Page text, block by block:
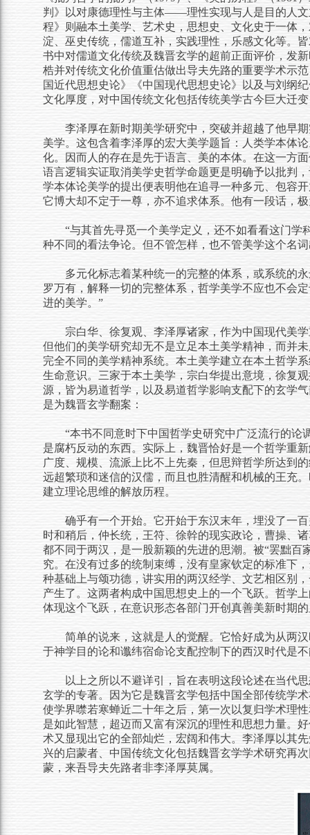
判》以对康德理性与主体——理性实现与人是目的人
程》则融本土美学、艺术史，思想史、文化史于一体
淀、巫史传统，儒道互补，实践理性，乐感文化等。
书中对儒道文化传统及魏晋玄学的超前正面评价，发
梏并对传统文化价值重估做出导夫先路的重要学术示
国近代思想史论》《中国现代思想史论》以及与刘纲
文化厚度，对中国传统文化包括传统美学古今巨大迁
李泽厚在新时期美学研究中，突破并超越了他早
美学。这包含着李泽厚的宏大美学题旨：人类学本体
化。因而人的存在是先于语言、美的本体。在这一方
语言逻辑实证取消美学史哲学命题更是明确予以批判
学本体论美学的提出便表明他在追寻一种多元、包容
它博大却不定于一尊，亦不追求体系。他有一段话，
“与其首先寻觅一个美学定义，还不如看看这门
种不同的看法争论。但不管怎样，也不管美学这个名
多元化标志着某种统一的完整的体系，或系统的
罗万有，解释一切的完整体系，哲学美学不应也不会
进的美学。 ”
宗白华、徐复观、李泽厚诸家，作为中国现代美
但他们的美学研究却无不是立足本土美学精神，而并
完全不同的美学精神系统。本土美学建立在本土哲学
生命意识。三家于本土美学，宗白华提出意境，徐复
源，皆为易道哲学，以及易道哲学影响支配下的玄学
是为魏晋玄学翻案：
“本书不同意时下中国哲学史研究中广泛流行的
是腐朽反动的东西。实际上，魏晋恰好是一个哲学重
广度、规模、流派上比不上先秦，但思辩哲学所达到
远超繁琐和迷信的汉儒，而且也胜清醒和机械的王充
建立理论思维的解放历程。
确乎有一个开始。它开始于东汉末年，埋没了一
时和稍后，仲长统，王符、徐幹的现实政论，曹操、
都不同于两汉，是一股新颖的先进的思潮。被“罢黜
究。在没有过多的统制束缚，没有皇家钦定的标准下
种基础上与颂功德，讲实用的两汉经学、文艺相区别
产生了。这两者构成中国思想史上的一个飞跃。哲学
体现这个飞跃，在意识形态各部门开创真善美新时期
简单的说来，这就是人的觉醒。它恰好成为从两
于神学目的论和谶纬宿命论支配控制下的西汉时代是
以上之所以不避详引，旨在表明这段论述在当代
玄学的专著。因为它是魏晋玄学包括中国全部传统学
使学界噤若寒蝉近二十年之后，第一次以复归学术理
是如此智慧，超迈而又富有深沉的理性和思想力量。
术又显现出它的全部灿烂，宏阔和伟大。李泽厚以其
兴的启蒙者、中国传统文化包括魏晋玄学学术研究再
蒙，来吾导夫先路者非李泽厚莫属。